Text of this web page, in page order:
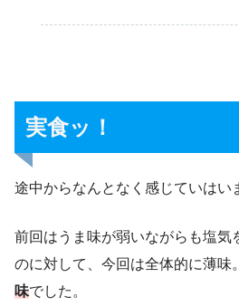
実食ッ！
途中からなんとなく感じていはい
前回はうま味が弱いながらも塩気
のに対して、今回は全体的に薄味
味でした。